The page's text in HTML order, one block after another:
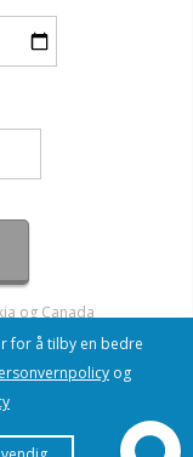
og Canada
for å tilby en bedre
og